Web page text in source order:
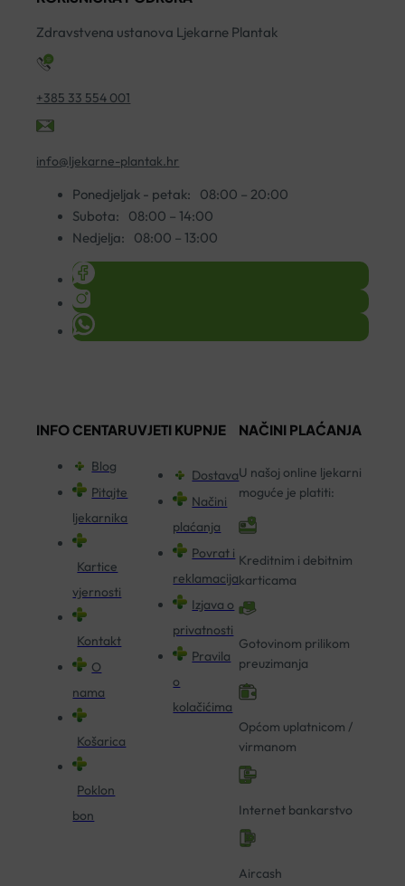
Zdravstvena ustanova Ljekarne Plantak
+385 33 554 001
info@ljekarne-plantak.hr
Ponedjeljak - petak:
08:00 – 20:00
Subota:
08:00 – 14:00
Nedjelja:
08:00 – 13:00
INFO CENTAR
Blog
Pitajte
ljekarnika
Kartice
vjernosti
Kontakt
O
nama
Košarica
Poklon
bon
UVJETI KUPNJE
Dostava
Načini
plaćanja
Povrat i
reklamacija
Izjava o
privatnosti
Pravila
o
kolačićima
NAČINI PLAĆANJA
U našoj online ljekarni
moguće je platiti:
Kreditnim i debitnim
karticama
Gotovinom prilikom
preuzimanja
Općom uplatnicom /
virmanom
Internet bankarstvo
Aircash